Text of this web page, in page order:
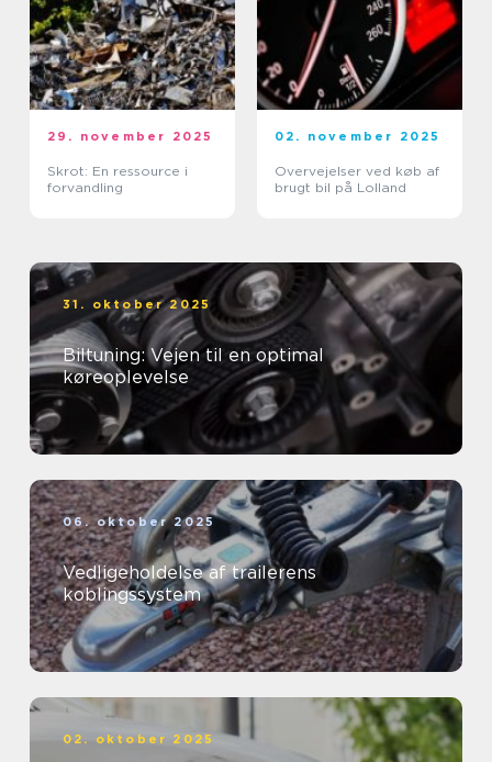
29. november 2025
Skrot: En ressource i
forvandling
02. november 2025
Overvejelser ved køb af
brugt bil på Lolland
31. oktober 2025
Biltuning: Vejen til en optimal
køreoplevelse
06. oktober 2025
Vedligeholdelse af trailerens
koblingssystem
02. oktober 2025